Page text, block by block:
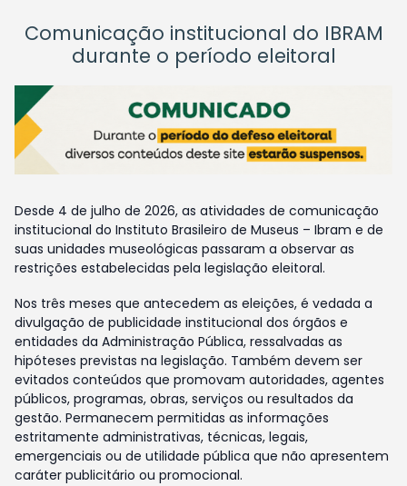
Comunicação institucional do IBRAM
durante o período eleitoral
Desde 4 de julho de 2026, as atividades de comunicação
institucional do Instituto Brasileiro de Museus – Ibram e de
suas unidades museológicas passaram a observar as
restrições estabelecidas pela legislação eleitoral.
Nos três meses que antecedem as eleições, é vedada a
divulgação de publicidade institucional dos órgãos e
entidades da Administração Pública, ressalvadas as
hipóteses previstas na legislação. Também devem ser
evitados conteúdos que promovam autoridades, agentes
públicos, programas, obras, serviços ou resultados da
gestão. Permanecem permitidas as informações
estritamente administrativas, técnicas, legais,
emergenciais ou de utilidade pública que não apresentem
caráter publicitário ou promocional.